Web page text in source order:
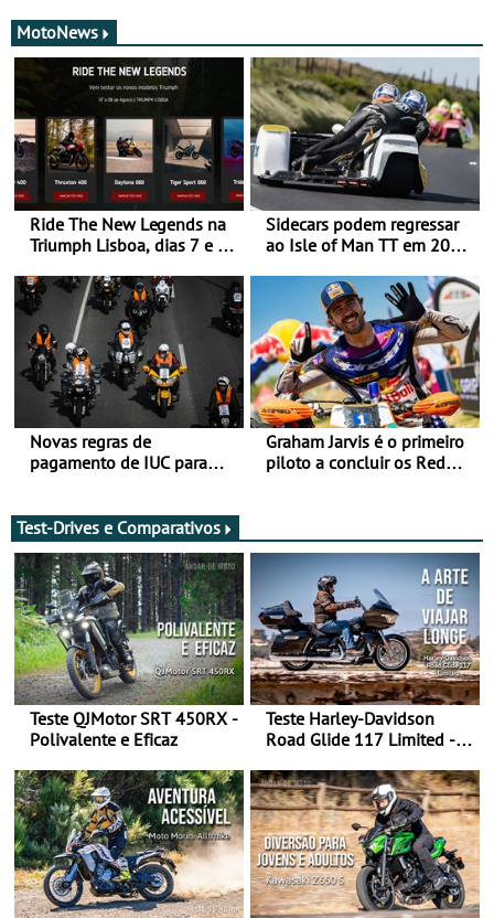
MotoNews
Ride The New Legends na
Triumph Lisboa, dias 7 e 8
Sidecars podem regressar
ao Isle of Man TT em 2027
Novas regras de
pagamento de IUC para
Graham Jarvis é o primeiro
piloto a concluir os Red
Test-Drives e Comparativos
Teste QJMotor SRT 450RX -
Polivalente e Eficaz
Teste Harley-Davidson
Road Glide 117 Limited - A